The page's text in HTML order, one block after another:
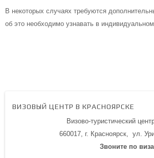
В некоторых случаях требуются
об это необходимо узнавать в
ВИЗОВЫЙ ЦЕНТР В КРАСНОЯРСКЕ
Визово-туристический
660017, г. Красноярск,
ул.
Звоните по